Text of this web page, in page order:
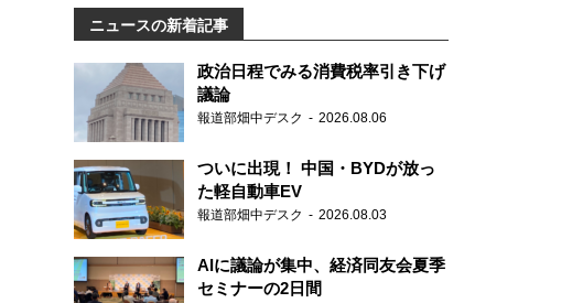
ニュースの新着記事
政治日程でみる消費税率引き下げ
議論
報道部畑中デスク 2026.08.06
ついに出現！ 中国・BYDが放っ
た軽自動車EV
報道部畑中デスク 2026.08.03
AIに議論が集中、経済同友会夏季
セミナーの2日間